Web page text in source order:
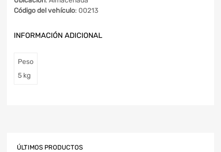
Código del vehículo: 00213
INFORMACIÓN ADICIONAL
Peso
5 kg
ÚLTIMOS PRODUCTOS